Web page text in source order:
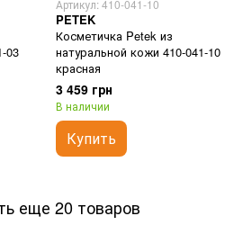
03
Артикул: 410-041-10
PETEK
Косметичка Petek из
натуральной кожи 410-041-10
красная
3 459 грн
В наличии
Купить
еще 20 товаров